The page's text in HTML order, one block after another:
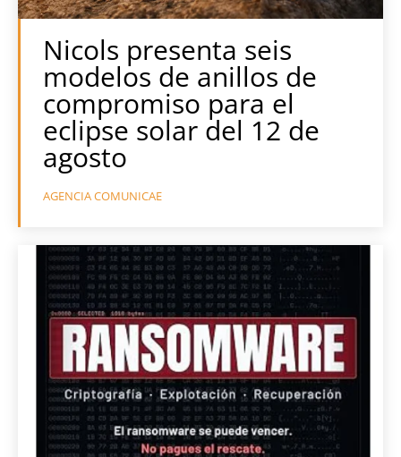
Nicols presenta seis
modelos de anillos de
compromiso para el
eclipse solar del 12 de
agosto
AGENCIA COMUNICAE